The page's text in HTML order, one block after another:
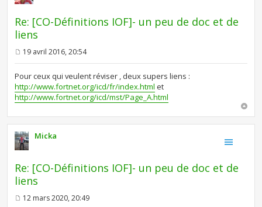
Re: [CO-Définitions IOF]- un peu de doc et de
liens
e
s
s
a
g
19 avril 2016, 20:54
Pour ceux qui veulent réviser , deux supers liens :
http://www.fortnet.org/icd/fr/index.html et
http://www.fortnet.org/icd/mst/Page_A.html
Micka
Re: [CO-Définitions IOF]- un peu de doc et de
liens
12 mars 2020, 20:49